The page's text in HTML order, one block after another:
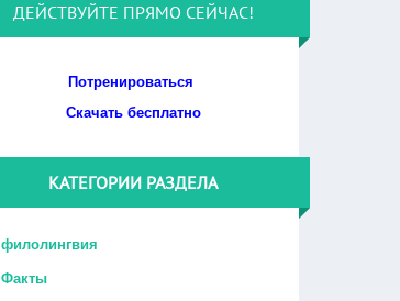
ДЕЙСТВУЙТЕ ПРЯМО СЕЙЧАС!
Потренироваться
Скачать бесплатно
КАТЕГОРИИ РАЗДЕЛА
филолингвия
Факты